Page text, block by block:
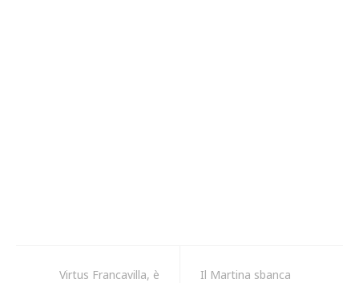
Virtus Francavilla, è
Il Martina sbanca